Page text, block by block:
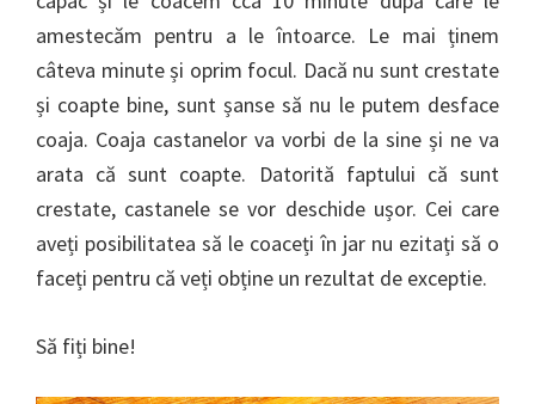
amestecăm pentru a le întoarce. Le mai ținem
câteva minute și oprim focul. Dacă nu sunt crestate
și coapte bine, sunt șanse să nu le putem desface
coaja. Coaja castanelor va vorbi de la sine și ne va
arata că sunt coapte. Datorită faptului că sunt
crestate, castanele se vor deschide ușor. Cei care
aveți posibilitatea să le coaceți în jar nu ezitați să o
faceți pentru că veți obține un rezultat de exceptie.
Să fiți bine!